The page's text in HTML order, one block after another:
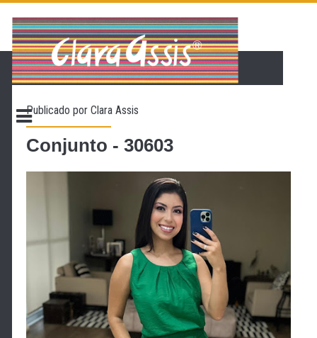
PÁGINA INICIAL
LOJA VIRTUAL
CONTATO
PROMOÇÃO
Publicado porClara Assis
Conjunto - 30603